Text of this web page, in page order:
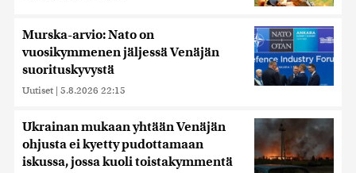
Murska-arvio: Nato on
vuosikymmenen jäljessä Venäjän
suorituskyvystä
Uutiset | 5.8.2026 22:15
Ukrainan mukaan yhtään Venäjän
ohjusta ei kyetty pudottamaan
iskussa, jossa kuoli toistakymmentä